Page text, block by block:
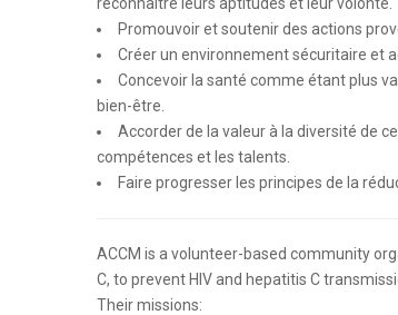
Promouvoir et soutenir des actions
Créer un environnement sécuritaire et
Concevoir la santé comme étant plus
bien-être.
Accorder de la valeur à la diversité de
compétences et les talents.
Faire progresser les principes de la
ACCM is a volunteer-based community
C, to prevent HIV and hepatitis C
Their missions: